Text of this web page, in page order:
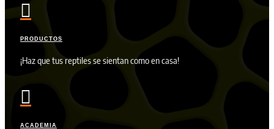

PRODUCTOS
¡Haz que tus reptiles se sientan como en casa!

ACADEMIA